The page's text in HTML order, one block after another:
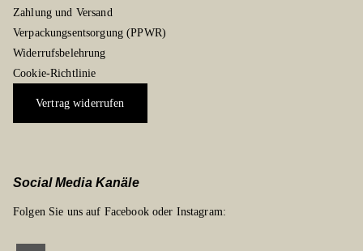
Zahlung und Versand
Verpackungsentsorgung (PPWR)
Widerrufsbelehrung
Cookie-Richtlinie
Vertrag widerrufen
Social Media Kanäle
Folgen Sie uns auf Facebook oder Instagram: